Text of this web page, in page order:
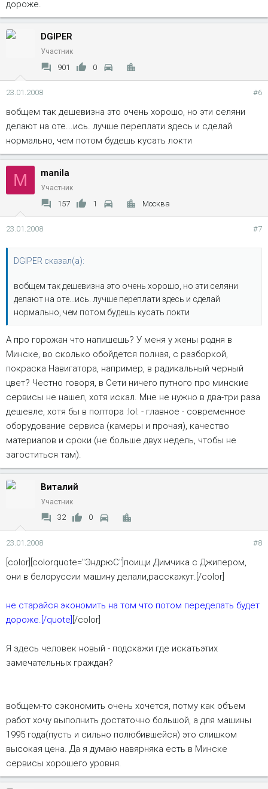
дороже.
DGIPER
Участник
901 0
23.01.2008 #6
вобщем так дешевизна это очень хорошо, но эти селяни
делают на оте...ись. лучше переплати здесь и сделай
нормально, чем потом будешь кусать локти
M manila
Участник
157 1 Москва
23.01.2008 #7
DGIPER сказал(а):
вобщем так дешевизна это очень хорошо, но эти селяни
делают на оте...ись. лучше переплати здесь и сделай
нормально, чем потом будешь кусать локти
А про горожан что напишешь? У меня у жены родня в
Минске, во сколько обойдется полная, с разборкой,
покраска Навигатора, например, в радикальный черный
цвет? Честно говоря, в Сети ничего путного про минские
сервисы не нашел, хотя искал. Мне не нужно в два-три раза
дешевле, хотя бы в полтора :lol: - главное - современное
оборудование сервиса (камеры и прочая), качество
материалов и сроки (не больше двух недель, чтобы не
загоститься там).
Виталий
Участник
32 0
23.01.2008 #8
[color][colorquote="ЭндрюС"]поищи Димчика с Джипером,
они в белоруссии машину делали,расскажут.[/color]
не старайся экономить на том что потом переделать будет
дороже.[/quote] [/color]
Я здесь человек новый - подскажи где искатьэтих
замечательных граждан?
вобщем-то сэкономить очень хочется, потму как объем
работ хочу выполнить достаточно большой, а для машины
1995 года(пусть и сильно полюбившейся) это слишком
высокая цена. Да я думаю навярняка есть в Минске
сервисы хорошего уровня.